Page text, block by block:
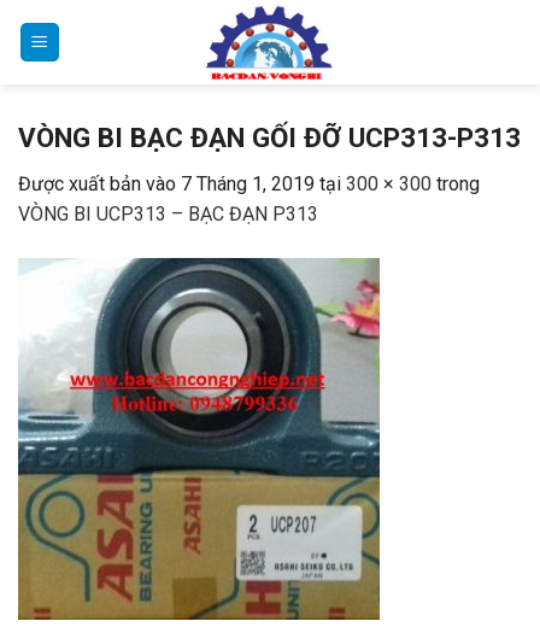
VÒNG BI BẠC ĐẠN GỐI ĐỠ UCP313-P313
Được xuất bản vào 7 Tháng 1, 2019 tại 300 × 300 trong
VÒNG BI UCP313 – BẠC ĐẠN P313